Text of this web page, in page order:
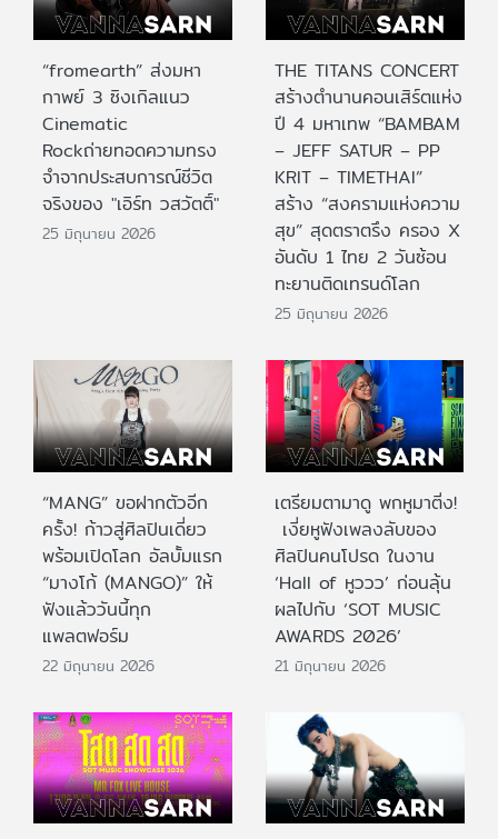
“fromearth” ส่งมหา
กาพย์ 3 ซิงเกิลแนว
Cinematic
Rockถ่ายทอดความทรง
จำจากประสบการณ์ชีวิต
จริงของ "เอิร์ท วสวัตติ์"
25 มิถุนายน 2026
THE TITANS CONCERT
สร้างตำนานคอนเสิร์ตแห่ง
ปี 4 มหาเทพ “BAMBAM
– JEFF SATUR – PP
KRIT – TIMETHAI”
สร้าง “สงครามแห่งความ
สุข” สุดตราตรึง ครอง X
อันดับ 1 ไทย 2 วันซ้อน
ทะยานติดเทรนด์โลก
25 มิถุนายน 2026
“MANG” ขอฝากตัวอีก
ครั้ง! ก้าวสู่ศิลปินเดี่ยว
พร้อมเปิดโลก อัลบั้มแรก
“มางโก้ (MANGO)” ให้
ฟังแล้ววันนี้ทุก
แพลตฟอร์ม
22 มิถุนายน 2026
เตรียมตามาดู พกหูมาติ่ง!
เงี่ยหูฟังเพลงลับของ
ศิลปินคนโปรด ในงาน
‘Hall of หูววว’ ก่อนลุ้น
ผลไปกับ ‘SOT MUSIC
AWARDS 2026’
21 มิถุนายน 2026